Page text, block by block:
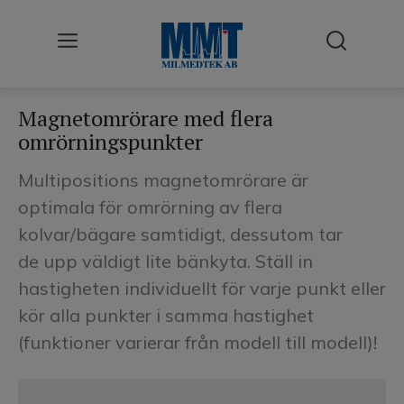
Cellodling
Desinfektion & Sterilisering
Förbrukningsmateriel
Klimattestning
Kyla
Labb
Magnetomrörare med flera
omrörningspunkter
Multipositions magnetomrörare är
optimala för omrörning av flera
kolvar/bägare samtidigt, dessutom tar
de upp väldigt lite bänkyta. Ställ in
hastigheten individuellt för varje punkt eller
kör alla punkter i samma hastighet
(funktioner varierar från modell till modell)!